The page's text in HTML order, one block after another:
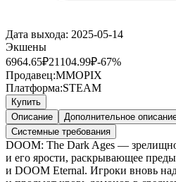
Дата выхода: 2025-05-14
Экшены
6964.65₽21104.99₽-67%
Продавец:MMOPIX
Платформа:STEAM
Купить
Описание
Дополнительное
Системные требования
DOOM: The Dark Ages —
и его ярости, раскрывающее
и DOOM Eternal. Игроки вновь